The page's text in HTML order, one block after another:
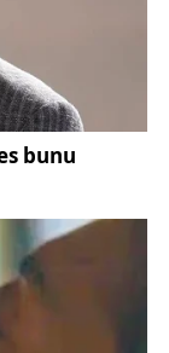
sistemsel
yanı
iklim
bu